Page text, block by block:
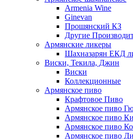
Armenia Wine
Ginevan
Прошянский КЗ
Другие
Армянские ликеры
Шахназарян ЕКД
Виски, Текила, Джин
Виски
Коллекционные
Армянское пиво
Крафтовое Пиво
Армянское пиво
Армянское пиво
Армянское пиво
Армянское пиво